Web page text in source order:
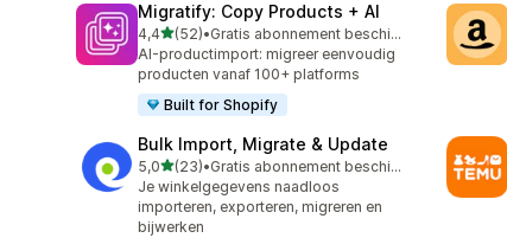
Migratify: Copy Products + AI
4,4van 5 sterren
(52)
52 recensies in totaal
•
Gratis abonnement beschikbaar
AI-productimport: migreer eenvoudig
producten vanaf 100+ platforms
Built for Shopify
Bulk Import, Migrate & Update
5,0van 5 sterren
(23)
23 recensies in totaal
•
Gratis abonnement beschikbaar
Je winkelgegevens naadloos
importeren, exporteren, migreren en
bijwerken